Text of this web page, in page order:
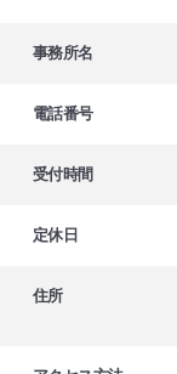
事務所名
電話番号
受付時間
定休日
住所